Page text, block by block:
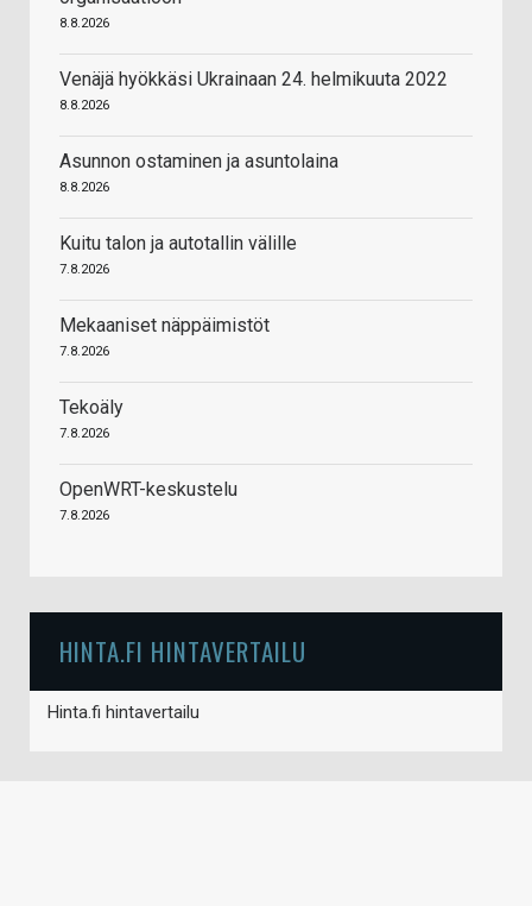
8.8.2026
Venäjä hyökkäsi Ukrainaan 24. helmikuuta 2022
8.8.2026
Asunnon ostaminen ja asuntolaina
8.8.2026
Kuitu talon ja autotallin välille
7.8.2026
Mekaaniset näppäimistöt
7.8.2026
Tekoäly
7.8.2026
OpenWRT-keskustelu
7.8.2026
HINTA.FI HINTAVERTAILU
Hinta.fi hintavertailu